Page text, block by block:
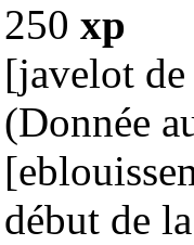
250 xp
[javelot
(Donnée
début de